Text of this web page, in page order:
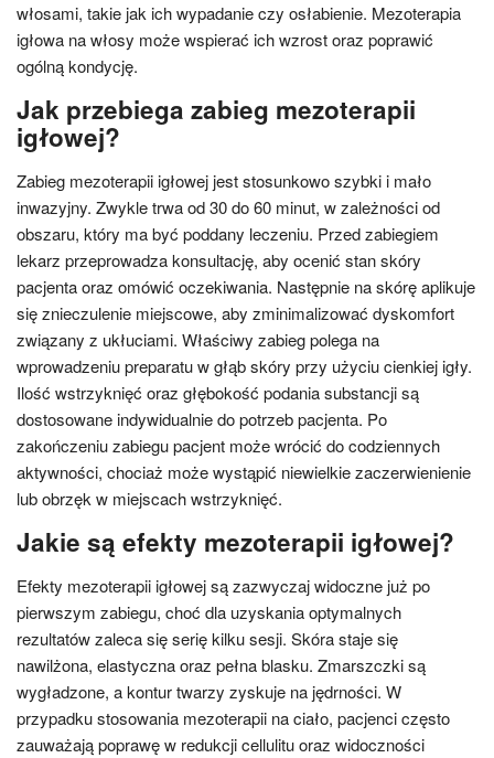
włosami, takie jak ich wypadanie czy osłabienie. Mezoterapia
igłowa na włosy może wspierać ich wzrost oraz poprawić
ogólną kondycję.
Jak przebiega zabieg mezoterapii
igłowej?
Zabieg mezoterapii igłowej jest stosunkowo szybki i mało
inwazyjny. Zwykle trwa od 30 do 60 minut, w zależności od
obszaru, który ma być poddany leczeniu. Przed zabiegiem
lekarz przeprowadza konsultację, aby ocenić stan skóry
pacjenta oraz omówić oczekiwania. Następnie na skórę aplikuje
się znieczulenie miejscowe, aby zminimalizować dyskomfort
związany z ukłuciami. Właściwy zabieg polega na
wprowadzeniu preparatu w głąb skóry przy użyciu cienkiej igły.
Ilość wstrzyknięć oraz głębokość podania substancji są
dostosowane indywidualnie do potrzeb pacjenta. Po
zakończeniu zabiegu pacjent może wrócić do codziennych
aktywności, chociaż może wystąpić niewielkie zaczerwienienie
lub obrzęk w miejscach wstrzyknięć.
Jakie są efekty mezoterapii igłowej?
Efekty mezoterapii igłowej są zazwyczaj widoczne już po
pierwszym zabiegu, choć dla uzyskania optymalnych
rezultatów zaleca się serię kilku sesji. Skóra staje się
nawilżona, elastyczna oraz pełna blasku. Zmarszczki są
wygładzone, a kontur twarzy zyskuje na jędrności. W
przypadku stosowania mezoterapii na ciało, pacjenci często
zauważają poprawę w redukcji cellulitu oraz widoczności